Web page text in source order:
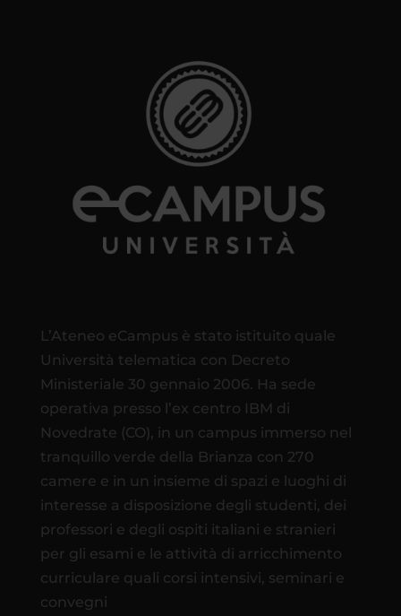
L’Ateneo eCampus è stato istituito quale
Università telematica con Decreto
Ministeriale 30 gennaio 2006. Ha sede
operativa presso l’ex centro IBM di
Novedrate (CO), in un campus immerso nel
tranquillo verde della Brianza con 270
camere e in un insieme di spazi e luoghi di
interesse a disposizione degli studenti, dei
professori e degli ospiti italiani e stranieri
per gli esami e le attività di arricchimento
curriculare quali corsi intensivi, seminari e
convegni